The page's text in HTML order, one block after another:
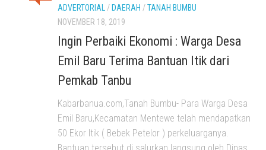
ADVERTORIAL/ DAERAH /TANAH BUMBU
NOVEMBER 18, 2019
Ingin Perbaiki Ekonomi : Warga Desa
Emil Baru Terima Bantuan Itik dari
Pemkab Tanbu
Kabarbanua.com,Tanah Bumbu- Para Warga Desa
Emil Baru,Kecamatan Mentewe telah mendapatkan
50 Ekor Itik ( Bebek Petelor ) perkeluarganya.